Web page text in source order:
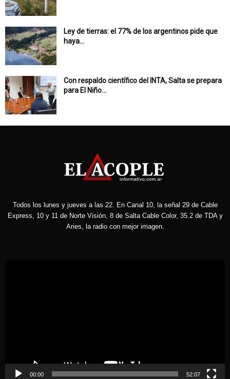
Ley de tierras: el 77% de los argentinos pide que
haya...
Con respaldo científico del INTA, Salta se prepara
para El Niño...
Todos los lunes y jueves a las 22. En Canal 10, la señal 29 de Cable
Express, 10 y 11 de Norte Visión, 8 de Salta Cable Color, 35.2 de TDA y
Aries, la radio con mejor imagen.
00:00 52:07